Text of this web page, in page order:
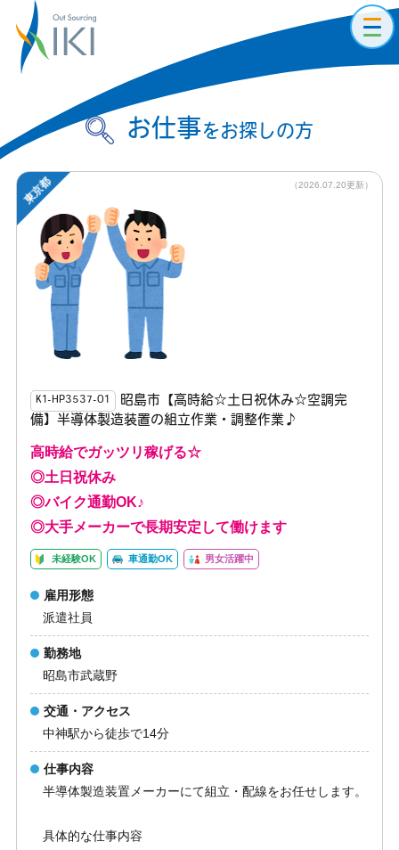
お仕事をお探しの方
K1-HP3537-01
昭島市【高時給☆土日祝休み☆空調完
備】半導体製造装置の組立作業・調整作業♪
高時給でガッツリ稼げる☆
◎土日祝休み
◎バイク通勤OK♪
◎大手メーカーで長期安定して働けます
未経験OK 車通勤OK 男女活躍中
雇用形態
派遣社員
勤務地
昭島市武蔵野
交通・アクセス
中神駅から徒歩で14分
仕事内容
半導体製造装置メーカーにて組立・配線をお任せします。
具体的な仕事内容
（2026.07.20更新）
東京都